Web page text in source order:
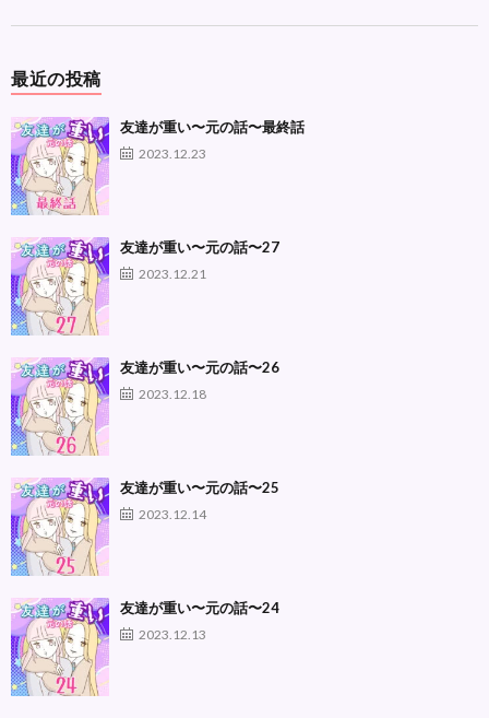
最近の投稿
友達が重い〜元の話〜最終話
2023.12.23
友達が重い〜元の話〜27
2023.12.21
友達が重い〜元の話〜26
2023.12.18
友達が重い〜元の話〜25
2023.12.14
友達が重い〜元の話〜24
2023.12.13